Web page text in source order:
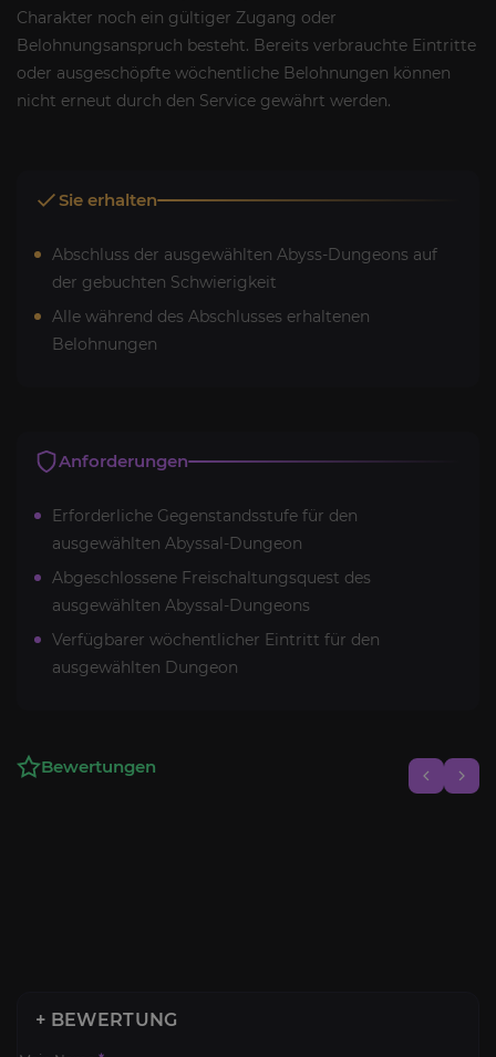
Charakter noch ein gültiger Zugang oder
Belohnungsanspruch besteht. Bereits verbrauchte Eintritte
oder ausgeschöpfte wöchentliche Belohnungen können
nicht erneut durch den Service gewährt werden.
Sie erhalten
Abschluss der ausgewählten Abyss-Dungeons auf
der gebuchten Schwierigkeit
Alle während des Abschlusses erhaltenen
Belohnungen
Anforderungen
Erforderliche Gegenstandsstufe für den
ausgewählten Abyssal-Dungeon
Abgeschlossene Freischaltungsquest des
ausgewählten Abyssal-Dungeons
Verfügbarer wöchentlicher Eintritt für den
ausgewählten Dungeon
Bewertungen
+ BEWERTUNG